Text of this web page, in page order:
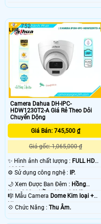
Camera Dahua DH-IPC-
HDW1230T2-A Giá Rẻ Theo Dỏi
Chuyển Dộng
Giá Bán: 745,500 ₫
Giá gốc: 1,065,000 ₫
✨ Hình ảnh chất lượng : FULL HD
1080P .
⚙ Sử dụng công nghệ :
IP.
🌙 Xem Được Ban Đêm : Hồng
Ngoại 30m Hồng Ngoại SMD.
🎼️ Mẫu Camera Dome Kim loại +
Nhựa.
️💠 Chức Năng : Thu Âm.
752